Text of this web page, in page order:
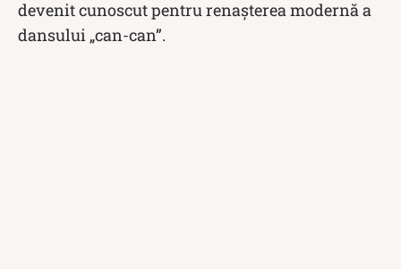
devenit cunoscut pentru renașterea modernă a
dansului „can-can”.